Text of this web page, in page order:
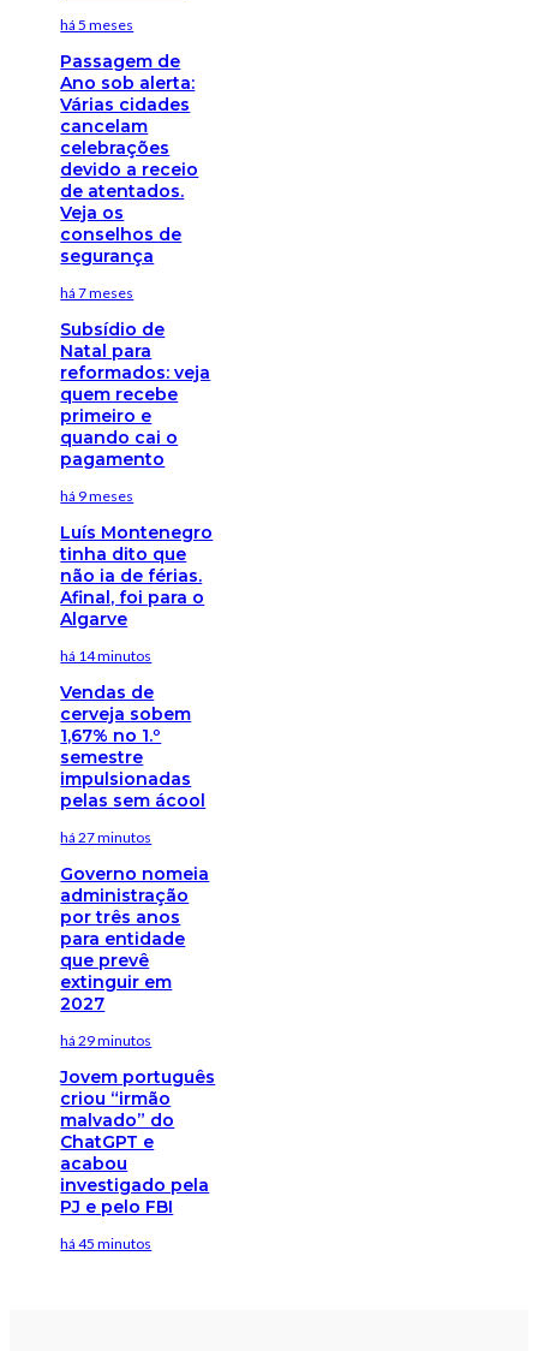
há 5 meses
Passagem de
Ano sob alerta:
Várias cidades
cancelam
celebrações
devido a receio
de atentados.
Veja os
conselhos de
segurança
há 7 meses
Subsídio de
Natal para
reformados: veja
quem recebe
primeiro e
quando cai o
pagamento
há 9 meses
Luís Montenegro
tinha dito que
não ia de férias.
Afinal, foi para o
Algarve
há 14 minutos
Vendas de
cerveja sobem
1,67% no 1.º
semestre
impulsionadas
pelas sem ácool
há 27 minutos
Governo nomeia
administração
por três anos
para entidade
que prevê
extinguir em
2027
há 29 minutos
Jovem português
criou “irmão
malvado” do
ChatGPT e
acabou
investigado pela
PJ e pelo FBI
há 45 minutos